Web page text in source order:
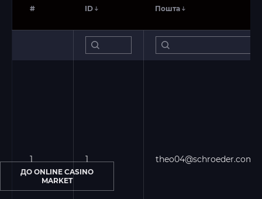
ДО ONLINE CASINO
MARKET
# ID Пошта
1 1 theo04@schroeder.com